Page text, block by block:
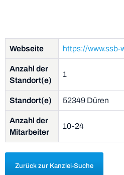
Webseite https://www.ssb-
Anzahl der
Standort(e)
1
Standort(e) 52349 Düren
Anzahl der
Mitarbeiter
10-24
Zurück zur Kanzlei-Suche